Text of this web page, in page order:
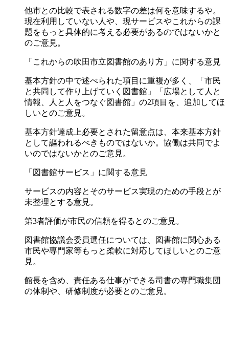
他市との比較で表される数字の差は何を意味するや。
現在利用していない人や、現サービスやこれからの課
題をもっと具体的に考える必要があるのではないかと
のご意見。
「これからの吹田市立図書館のあり方」に関する意見
基本方針の中で述べられた項目に重複が多く、「市民
と共同して作り上げていく図書館」「広場として人と
情報、人と人をつなぐ図書館」の2項目を、追加してほ
しいとのご意見。
基本方針達成上必要とされた留意点は、本来基本方針
として謳われるべきものではないか。協働は共同でよ
いのではないかとのご意見。
「図書館サービス」に関する意見
サービスの内容とそのサービス実現のための手段とが
未整理とする意見。
第3者評価が市民の信頼を得るとのご意見。
図書館協議会委員選任については、図書館に関心ある
市民や専門家等もっと柔軟に対応してほしいとのご意
見。
館長を含め、責任ある仕事ができる司書の専門職集団
の体制や、研修制度が必要とのご意見。